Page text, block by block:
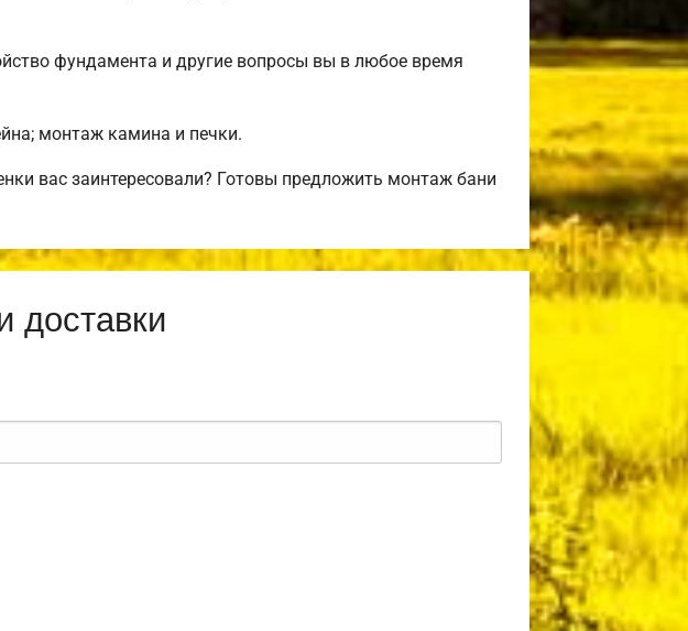
фундамента и другие вопросы вы в любое время
монтаж камина и печки.
вас заинтересовали? Готовы предложить монтаж бани
доставки